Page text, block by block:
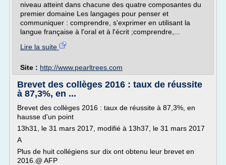
niveau atteint dans chacune des quatre composantes du
premier domaine Les langages pour penser et
communiquer : comprendre, s'exprimer en utilisant la
langue française à l'oral et à l'écrit ;comprendre,...
Lire la suite
Site : http://www.pearltrees.com
Brevet des collèges 2016 : taux de réussite
à 87,3%, en ...
Brevet des collèges 2016 : taux de réussite à 87,3%, en
hausse d'un point
13h31, le 31 mars 2017, modifié à 13h37, le 31 mars 2017
A
Plus de huit collégiens sur dix ont obtenu leur brevet en
2016.@ AFP